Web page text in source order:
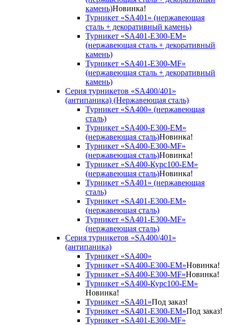
камень)Новинка!
Турникет «SA401» (нержавеющая
сталь + декоративный камень)
Турникет «SA401-E300-EM»
(нержавеющая сталь + декоративный
камень)
Турникет «SA401-E300-MF»
(нержавеющая сталь + декоративный
камень)
Серия турникетов «SA400/401»
(антипаника) (Нержавеющая сталь)
Турникет «SA400» (нержавеющая
сталь)
Турникет «SA400-Е300-EM»
(нержавеющая сталь)Новинка!
Турникет «SA400-Е300-MF»
(нержавеющая сталь)Новинка!
Турникет «SA400-Курс100-EM»
(нержавеющая сталь)Новинка!
Турникет «SA401» (нержавеющая
сталь)
Турникет «SA401-E300-EM»
(нержавеющая сталь)
Турникет «SA401-E300-MF»
(нержавеющая сталь)
Серия турникетов «SA400/401»
(антипаника)
Турникет «SA400»
Турникет «SA400-Е300-EM»Новинка!
Турникет «SA400-Е300-MF»Новинка!
Турникет «SA400-Курс100-EM»
Новинка!
Турникет «SA401»Под заказ!
Турникет «SA401-E300-EM»Под заказ!
Турникет «SA401-E300-MF»